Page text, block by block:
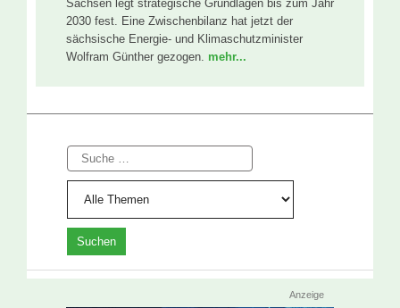
Sachsen legt strategische Grundlagen bis zum Jahr
2030 fest. Eine Zwischenbilanz hat jetzt der
sächsische Energie- und Klimaschutzminister
Wolfram Günther gezogen. mehr...
Suche
Anzeige